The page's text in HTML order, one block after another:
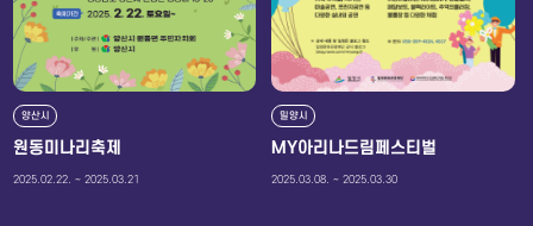
양산시
원동미나리축제
2025.02.22. ~ 2025.03.21
밀양시
MY아리나드림페스티벌
2025.03.08. ~ 2025.03.30